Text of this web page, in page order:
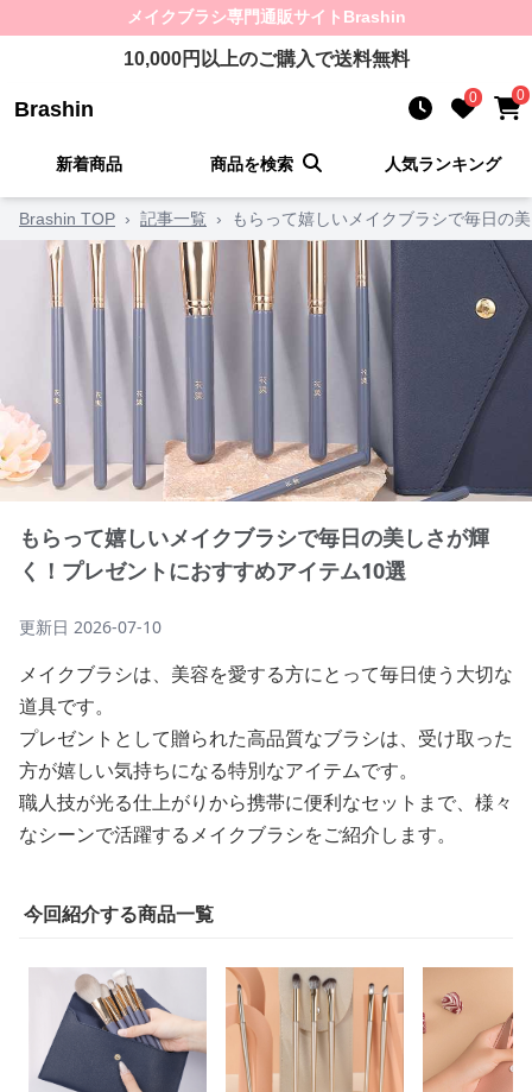
メイクブラシ専門通販サイト Brashin
10,000円以上のご購入で送料無料
Brashin 0 0
新着商品 商品を検索 人気ランキング
Brashin TOP › 記事一覧 › もらって嬉しいメイクブラシで毎日の
もらって嬉しいメイクブラシで毎日の美しさが輝
く！プレゼントにおすすめアイテム10選
更新日 2026-07-10
メイクブラシは、美容を愛する方にとって毎日使う大切な
道具です。
プレゼントとして贈られた高品質なブラシは、受け取った
方が嬉しい気持ちになる特別なアイテムです。
職人技が光る仕上がりから携帯に便利なセットまで、様々
なシーンで活躍するメイクブラシをご紹介します。
今回紹介する商品一覧